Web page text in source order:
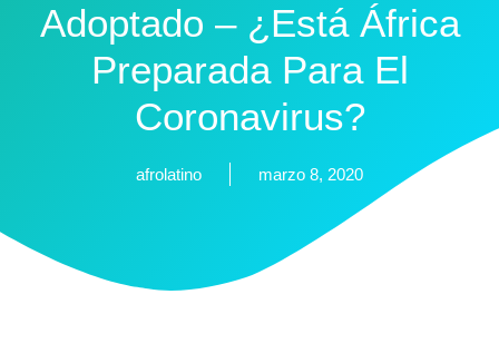
Adoptado – ¿Está África
Preparada Para El
Coronavirus?
afrolatino marzo 8, 2020